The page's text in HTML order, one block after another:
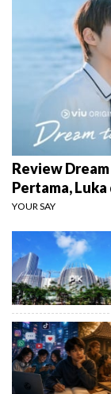
Review
Pertama, Luka
YOUR SAY